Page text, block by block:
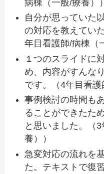
病棟（一般/療養））
自分が思っていた
の対応を教えてい
年目看護師/病棟（
１つのスライドに
め、内容がすんな
です。（4年目看護
事例検討の時間も
ることができたた
と思いました。（
養））
急変対応の流れを
た。テキストで復